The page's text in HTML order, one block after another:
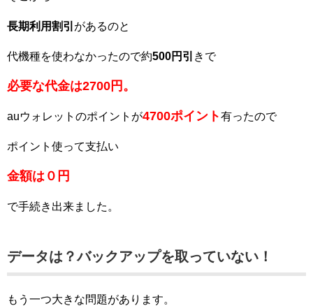
長期利用割引 があるのと
代機種を使わなかったので約500円引 きで
必要な代金は2700円。
auウォレットのポイントが4700ポイント有ったので
ポイント使って支払い
金額は０円
で手続き出来ました。
データは？バックアップを取っていない！
もう一つ大きな問題があります。